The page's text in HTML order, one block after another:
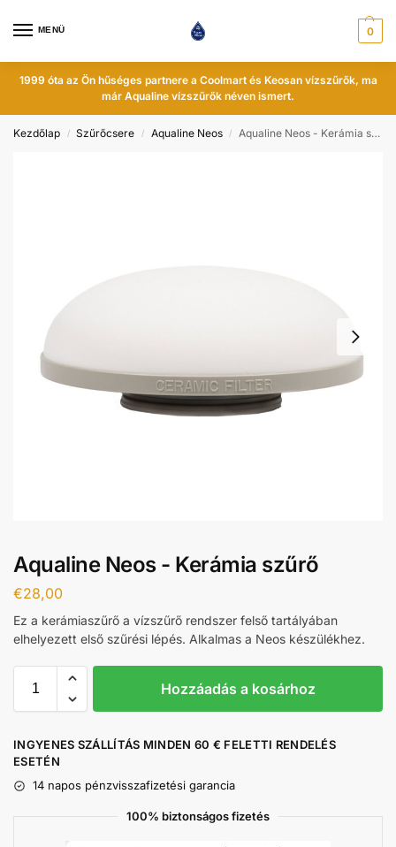
MENÜ 0
1999 óta az Ön hűséges partnere a Coolmart és Keosan vízszűrők, ma
már Aqualine vízszűrők néven ismert.
Kezdőlap / Szűrőcsere / Aqualine Neos / Aqualine Neos - Kerámia szűrő
Aqualine Neos - Kerámia szűrő
€28,00
Ez a kerámiaszűrő a vízszűrő rendszer felső tartályában
elhelyezett első szűrési lépés. Alkalmas a Neos készülékhez.
Hozzáadás a kosárhoz
INGYENES SZÁLLÍTÁS MINDEN 60 € FELETTI RENDELÉS
ESETÉN
14 napos pénzvisszafizetési garancia
100% biztonságos fizetés